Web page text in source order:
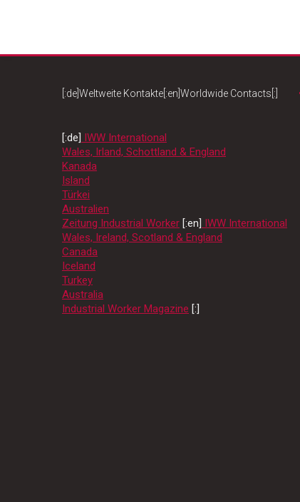
[:de]Weltweite Kontakte[:en]Worldwide Contacts[:]
[:de] IWW International
Wales, Irland, Schottland & England
Kanada
Island
Türkei
Australien
Zeitung Industrial Worker [:en] IWW International
Wales, Ireland, Scotland & England
Canada
Iceland
Turkey
Australia
Industrial Worker Magazine [:]